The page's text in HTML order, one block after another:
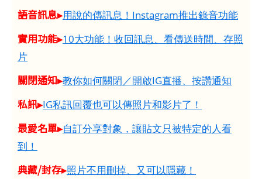
語音訊息▸用說的傳訊息！Instagram推出錄音功能
實用功能▸10大功能！收回訊息、看傳送時間、存照
片
關閉通知▸教你如何關閉／開啟IG直播、按讚通知
私訊▸IG私訊回覆也可以傳照片和影片了！
最愛名單▸自訂分享對象，讓貼文只被特定的人看
到！
典藏/封存▸照片不用刪掉、又可以隱藏！